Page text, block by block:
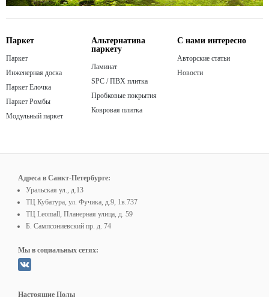
Паркет
Паркет
Инженерная доска
Паркет Елочка
Паркет Ромбы
Модульный паркет
Альтернатива
паркету
Ламинат
SPC / ПВХ плитка
Пробковые покрытия
Ковровая плитка
С нами интересно
Авторские статьи
Новости
Адреса в Санкт-Петербурге:
Уральская ул., д.13
ТЦ Кубатура, ул. Фучика, д.9, 1в.737
ТЦ Leomall, Планерная улица, д. 59
Б. Сампсониевский пр. д. 74
Мы в социальных сетях:
Настоящие Полы